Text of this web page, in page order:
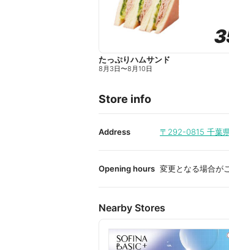
たっぷりハムサンド
8月3日〜8月10日
Store info
Address 〒292-0815 千葉
Opening hours 変更となる場合が
Nearby Stores